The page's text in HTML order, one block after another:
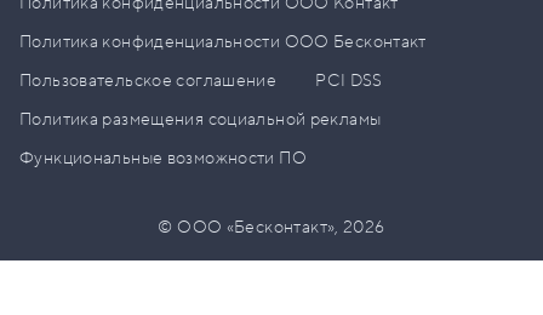
Политика конфиденциальности ООО Бесконтакт
Пользовательское соглашение
PCI DSS
Политика размещения социальной рекламы
Функциональные возможности ПО
© ООО «Бесконтакт»,2026